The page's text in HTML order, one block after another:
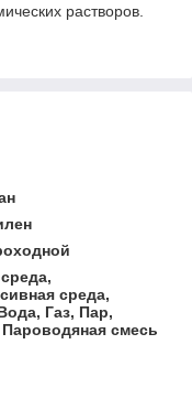
растворов.
среда,
Газ, Пар,
смесь